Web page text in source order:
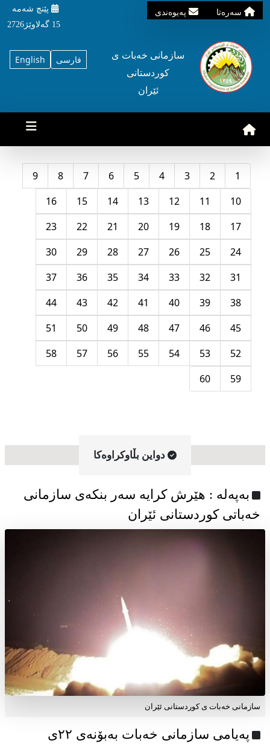
سه‌ره‌تا په‌یوه‌ندی
پێنچ شه‌مه‌
15 گه‌لاوێژ2726
English فارسی
سازمانی خه‌بات ی
کوردستانی
ئێران
1
2
3
4
5
6
7
8
9
10
11
12
13
14
15
16
17
18
19
20
21
22
23
24
25
26
27
28
29
30
31
32
33
34
35
36
37
38
39
40
41
42
43
44
45
46
47
48
49
50
51
52
53
54
55
56
57
58
59
60
دواین بڵاوکراوه‌کا
به‌په‌له‌ : هێرش کرایە سەر بنکەی سازمانی
خەباتی کوردستانی ئێران
سازمانی خەبات ی کوردستانی ئێران
پەیامی سازمانی خەبات بەبۆنەی ۲۲ی